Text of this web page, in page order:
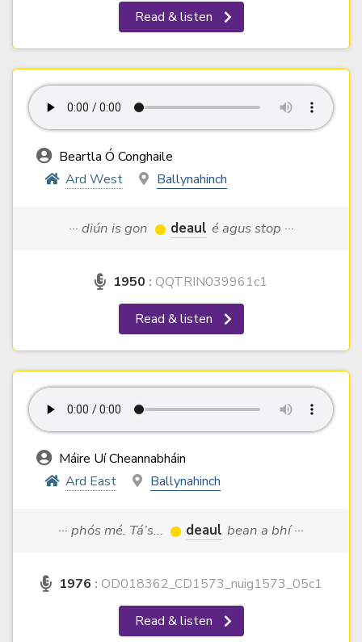
Read & listen
Beartla Ó Conghaile
Ard West
Ballynahinch
··· diún is gon deaul é agus stop ···
1950 : QQTRIN039961c1
Read & listen
Máire Uí Cheannabháin
Ard East
Ballynahinch
··· phós mé. Tá’s... deaul bean a bhí ···
1976 : OD018362_CD1573_nuig1573_05c1
Read & listen